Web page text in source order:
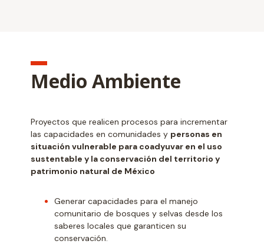
Medio Ambiente
Proyectos que realicen procesos para incrementar
las capacidades en comunidades y personas en
situación vulnerable para coadyuvar en el uso
sustentable y la conservación del territorio y
patrimonio natural de México
Generar capacidades para el manejo
comunitario de bosques y selvas desde los
saberes locales que garanticen su
conservación.